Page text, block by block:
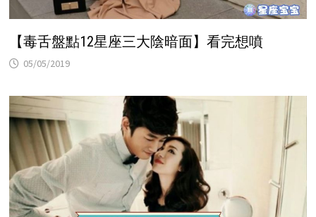
【毒舌盤點12星座三大陰暗面】看完想噴
05/05/2019